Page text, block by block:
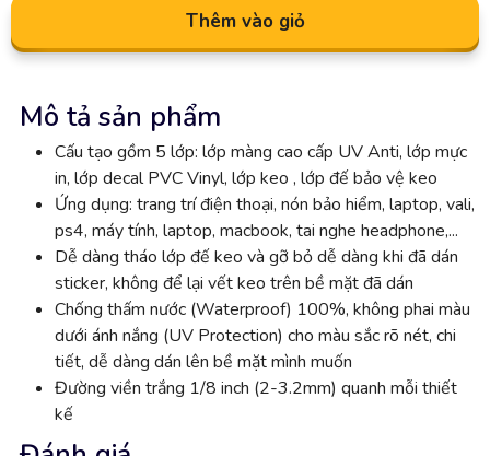
Thêm vào giỏ
Mô tả sản phẩm
Cấu tạo gồm 5 lớp: lớp màng cao cấp UV Anti, lớp mực
in, lớp decal PVC Vinyl, lớp keo , lớp đế bảo vệ keo
Ứng dụng: trang trí điện thoại, nón bảo hiểm, laptop, vali,
ps4, máy tính, laptop, macbook, tai nghe headphone,...
Dễ dàng tháo lớp đế keo và gỡ bỏ dễ dàng khi đã dán
sticker, không để lại vết keo trên bề mặt đã dán
Chống thấm nước (Waterproof) 100%, không phai màu
dưới ánh nắng (UV Protection) cho màu sắc rõ nét, chi
tiết, dễ dàng dán lên bề mặt mình muốn
Đường viền trắng 1/8 inch (2-3.2mm) quanh mỗi thiết
kế